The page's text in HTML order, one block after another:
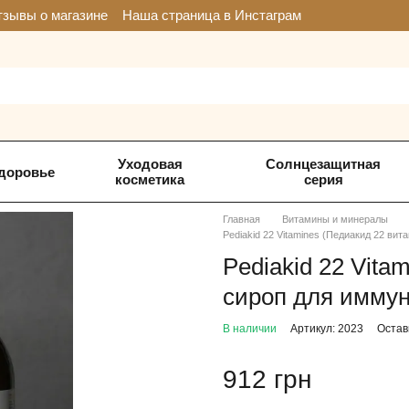
о магазине Наша страница в Инстаграм
Уходовая
косметика
Солнцезащитная
серия
Главная
Витамины и минералы
Pediakid 22 Vitamines (Педиакид 22
Pediakid 22
сироп для
В наличии Артикул: 2023
912 грн